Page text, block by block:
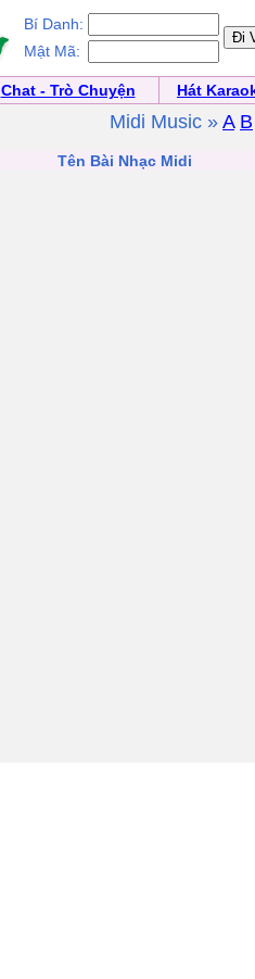
Bí Danh:
Mật Mã:
Chat - Trò Chuyện
Hát
Midi Music » A B
Tên Bài Nhạc Midi